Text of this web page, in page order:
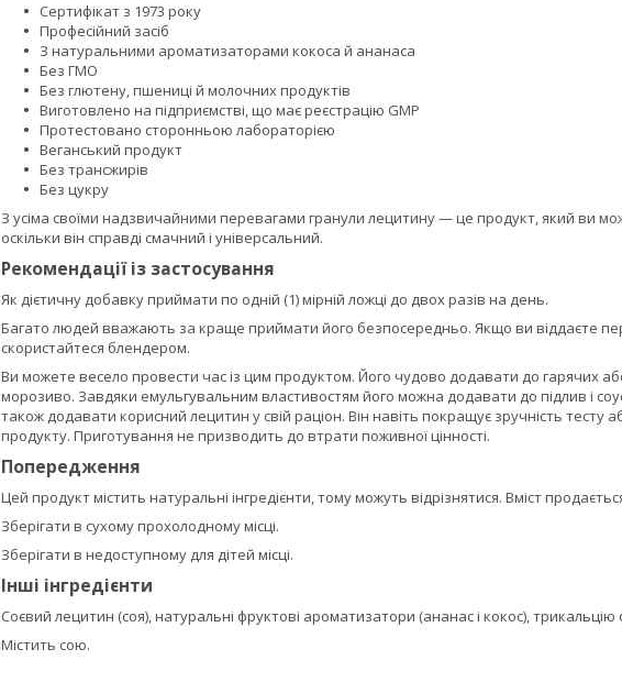
Сертифікат з 1973 року
Професійний засіб
З натуральними ароматизаторами кокоса й ананаса
Без ГМО
Без глютену, пшениці й молочних продуктів
Виготовлено на підприємстві, що має реєстрацію GMP
Протестовано сторонньою лабораторією
Веганський продукт
Без трансжирів
Без цукру
З усіма своїми надзвичайними перевагами гранули лецитину — це продукт, який ви
оскільки він справді смачний і універсальний.
Рекомендації із застосування
Як дієтичну добавку приймати по одній (1) мірній ложці до двох разів на день.
Багато людей вважають за краще приймати його безпосередньо. Якщо ви віддаєте
скористайтеся блендером.
Ви можете весело провести час із цим продуктом. Його чудово додавати до гарячих
морозиво. Завдяки емульгувальним властивостям його можна додавати до підлив і
також додавати корисний лецитин у свій раціон. Він навіть покращує зручність тесту
продукту. Приготування не призводить до втрати поживної цінності.
Попередження
Цей продукт містить натуральні інгредієнти, тому можуть відрізнятися. Вміст
Зберігати в сухому прохолодному місці.
Зберігати в недоступному для дітей місці.
Інші інгредієнти
Соєвий лецитин (соя), натуральні фруктові ароматизатори (ананас і кокос), трикальцію
Містить сою.